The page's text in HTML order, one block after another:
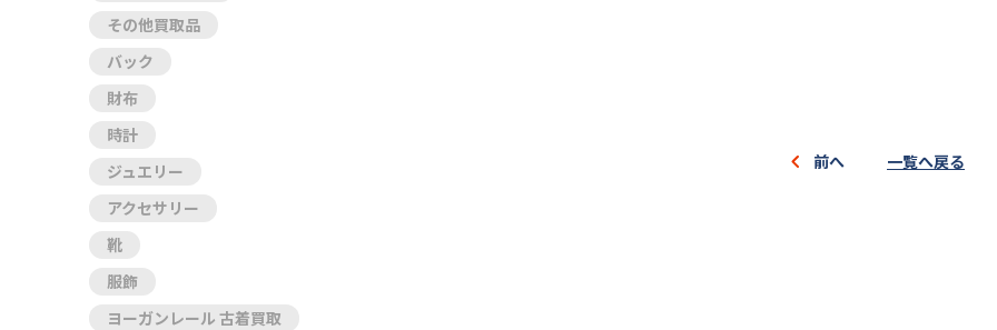
前へ 一覧へ戻る
その他買取品
バック
財布
時計
ジュエリー
アクセサリー
靴
服飾
ヨーガンレール 古着買取